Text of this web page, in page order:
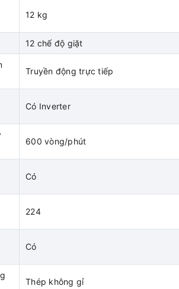
12 kg
12 chế độ giặt
Truyền động trực tiếp
Có Inverter
600 vòng/phút
Có
224
Có
Thép không gỉ